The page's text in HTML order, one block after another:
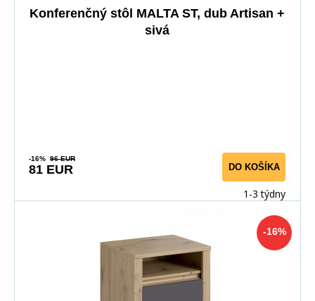
Konferenčný stôl MALTA ST, dub Artisan +
sivá
-16% 96 EUR
81 EUR DO KOŠÍKA
1-3 týdny
-16%